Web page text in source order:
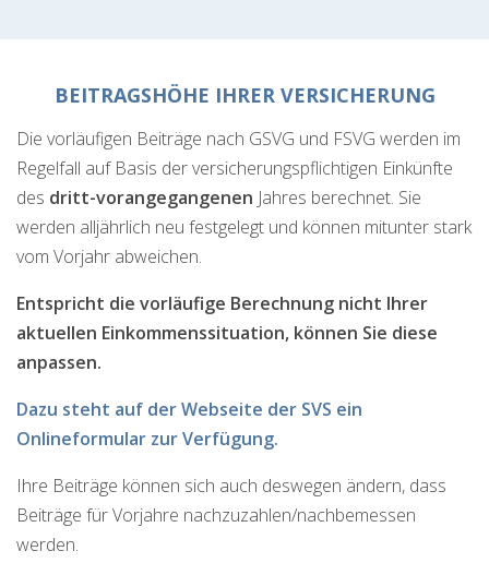
BEITRAGSHÖHE IHRER VERSICHERUNG
Die vorläufigen Beiträge nach GSVG und FSVG werden im
Regelfall auf Basis der versicherungspflichtigen Einkünfte
des dritt-vorangegangenen Jahres berechnet. Sie
werden alljährlich neu festgelegt und können mitunter stark
vom Vorjahr abweichen.
Entspricht die vorläufige Berechnung nicht Ihrer
aktuellen Einkommenssituation, können Sie diese
anpassen.
Dazu steht auf der Webseite der SVS ein
Onlineformular zur Verfügung.
Ihre Beiträge können sich auch deswegen ändern, dass
Beiträge für Vorjahre nachzuzahlen/nachbemessen
werden.